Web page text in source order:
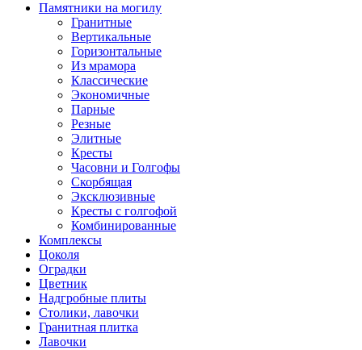
Памятники на могилу
Гранитные
Вертикальные
Горизонтальные
Из мрамора
Классические
Экономичные
Парные
Резные
Элитные
Кресты
Часовни и Голгофы
Скорбящая
Эксклюзивные
Кресты с голгофой
Комбинированные
Комплексы
Цоколя
Оградки
Цветник
Надгробные плиты
Столики, лавочки
Гранитная плитка
Лавочки